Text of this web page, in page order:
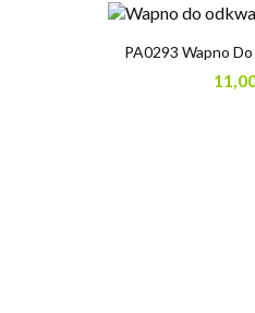
PA0293 Wapno